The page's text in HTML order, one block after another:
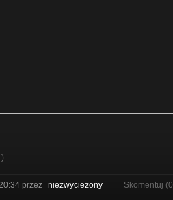
przez niezwyciezony Skomentuj